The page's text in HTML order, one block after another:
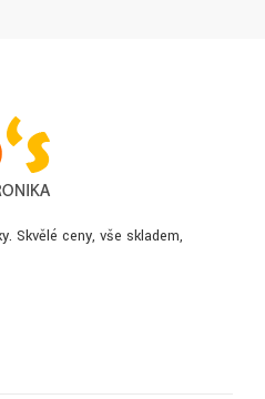
Skvělé ceny, vše skladem,